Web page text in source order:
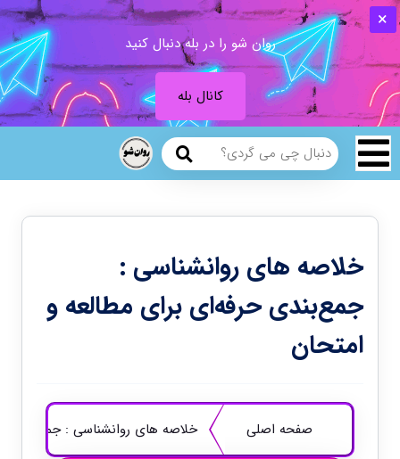
روان شو را در بله دنبال کنید
کانال بله
خلاصه های روانشناسی :
جمع‌بندی حرفه‌ای برای مطالعه و
امتحان
صفحه اصلی خلاصه های روانشناسی : جمع‌بندی